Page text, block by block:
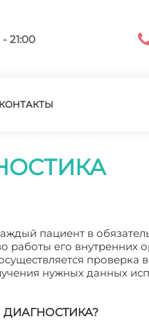
21:00
КОНТАКТЫ
пациент в
работы его внутренних
проверка
нужных данных